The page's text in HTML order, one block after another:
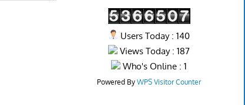
Users Today : 140
Views Today : 187
Who's Online : 1
Powered ByWPS Visitor Counter